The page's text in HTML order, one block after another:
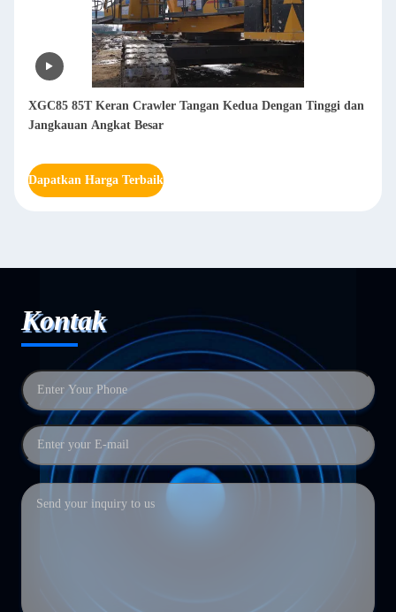
XGC85 85T Keran Crawler Tangan Kedua Dengan Tinggi dan
Jangkauan Angkat Besar
Dapatkan Harga Terbaik
Kontak